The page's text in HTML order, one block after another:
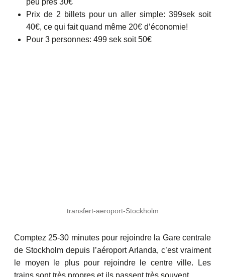
Prix de 2 billets pour un aller simple: 399sek soit
40€, ce qui fait quand même 20€ d’économie!
Pour 3 personnes: 499 sek soit 50€
transfert-aeroport-Stockholm
Comptez 25-30 minutes pour rejoindre la Gare centrale
de Stockholm depuis l’aéroport Arlanda, c’est vraiment
le moyen le plus pour rejoindre le centre ville. Les
trains sont très propres et ils passent très souvent.